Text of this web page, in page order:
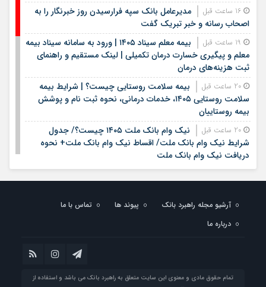
مدیرعامل بانک سپه فرارسیدن روز خبرنگار را به
اصحاب رسانه و خبر تبریک گفت
بیمه معلم سیناد ۱۴۰۵ | ورود به سامانه سیناد بیمه
معلم و پیگیری خسارت درمان تکمیلی | لینک مستقیم و راهنمای
ثبت هزینه‌های درمان
بیمه سلامت روستایی چیست؟ | شرایط بیمه
سلامت روستایی ۱۴۰۵، خدمات درمانی، نحوه ثبت نام و پوشش
بیمه روستاییان
نیک وام بانک ملت ۱۴۰۵ چیست؟/ جدول
شرایط نیک وام بانک ملت/ اقساط نیک وام بانک ملت+ نحوه
دریافت نیک وام بانک ملت
وام قرض الحسنه ۱۴۰۵ | شرایط دریافت، مبلغ
وام، ضامن، اقساط و نحوه ثبت نام
شد / چگونه قبوض اصلاح می‌شود؟
آرشیو مجله راهبرد بانک پیوند ها
تماس با ما
درباره ما
تمام حقوق مادی و معنوی این سایت متعلق به راهبرد بانک می باشد و استفاده از